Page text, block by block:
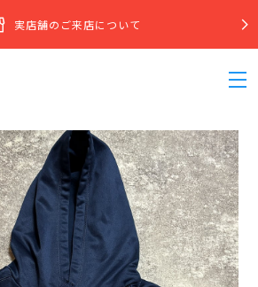
実店舗のご来店について